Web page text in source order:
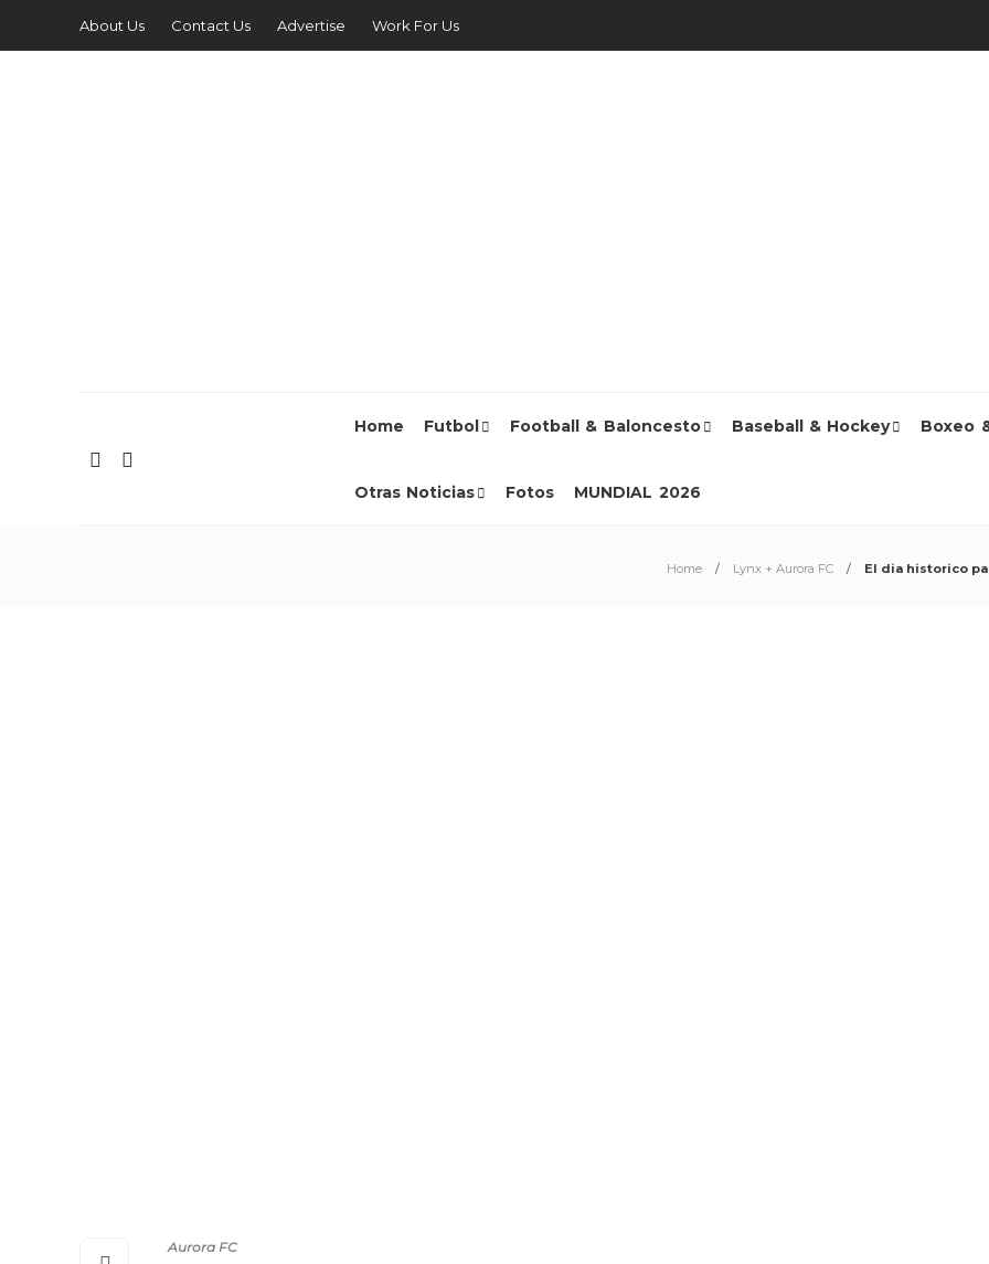
About Us Contact Us Advertise Work For Us
Home Futbol Football & Baloncesto Baseball & Hockey Boxeo
Otras Noticias Fotos MUNDIAL 2026
Home Lynx + Aurora FC El dia historico
Aurora FC